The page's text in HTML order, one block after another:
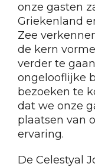
onze gasten
Griekenland
Zee
de kern
verder te
ongelooflijke
bezoeken te
dat we onze
plaatsen van
ervaring.
De Celestyal